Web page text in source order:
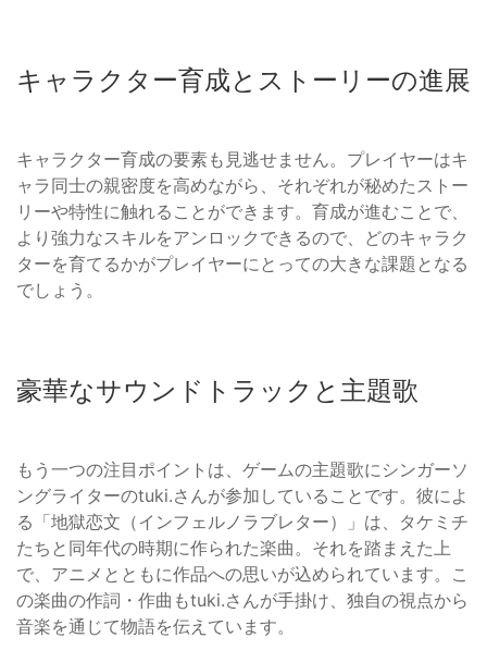
キャラクター育成とストーリーの進展
キャラクター育成の要素も見逃せません。プレイヤーはキ
ャラ同士の親密度を高めながら、それぞれが秘めたストー
リーや特性に触れることができます。育成が進むことで、
より強力なスキルをアンロックできるので、どのキャラク
ターを育てるかがプレイヤーにとっての大きな課題となる
でしょう。
豪華なサウンドトラックと主題歌
もう一つの注目ポイントは、ゲームの主題歌にシンガーソ
ングライターのtuki.さんが参加していることです。彼によ
る「地獄恋文（インフェルノラブレター）」は、タケミチ
たちと同年代の時期に作られた楽曲。それを踏まえた上
で、アニメとともに作品への思いが込められています。こ
の楽曲の作詞・作曲もtuki.さんが手掛け、独自の視点から
音楽を通じて物語を伝えています。